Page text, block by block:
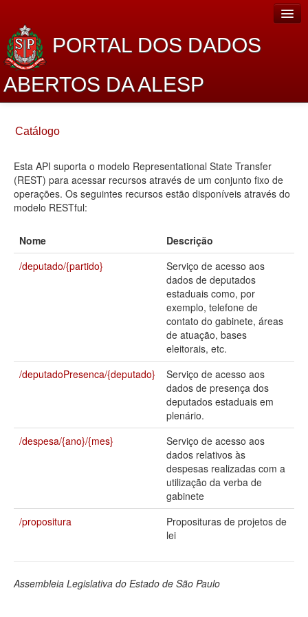
PORTAL DOS DADOS
ABERTOS DA ALESP
Sobre o projeto
Dados Abertos Alesp
Lei de Acesso à Informação
Planejamento
Catálogo de dados
Legislação
Perguntas frequentes
Catálogo
Esta API suporta o modelo Representational State Transfer
(REST) para acessar recursos através de um conjunto fixo de
operações. Os seguintes recursos estão disponíveis através do
modelo RESTful:
Nome
Descrição
/deputado/{partido}
Serviço de acesso aos
dados de deputados
estaduais como, por
exemplo, telefone de
contato do gabinete, áreas
de atuação, bases
eleitorais, etc.
/deputadoPresenca/{deputado}
Serviço de acesso aos
dados de presença dos
deputados estaduais em
plenário.
/despesa/{ano}/{mes}
Serviço de acesso aos
dados relativos às
despesas realizadas com a
utilização da verba de
gabinete
/propositura
Proposituras de projetos de
lei
Assembleia Legislativa do Estado de São Paulo